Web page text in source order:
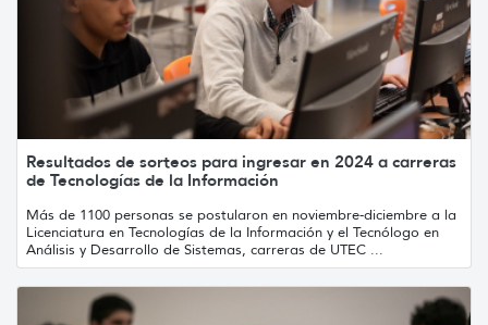
Resultados de sorteos para ingresar en 2024 a carreras
de Tecnologías de la Información
Más de 1100 personas se postularon en noviembre-diciembre a la
Licenciatura en Tecnologías de la Información y el Tecnólogo en
Análisis y Desarrollo de Sistemas, carreras de UTEC ...